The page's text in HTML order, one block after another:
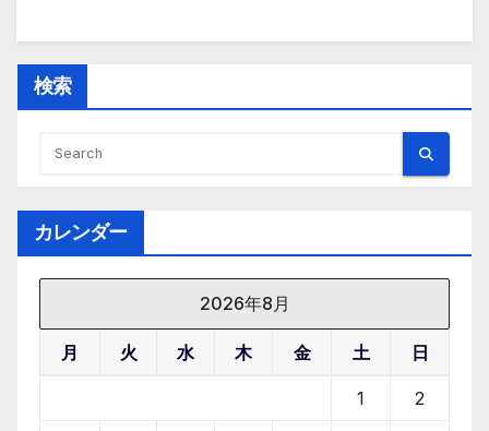
c
b
o
k
st
d
ail
検索
カレンダー
2026年8月
月 火 水 木 金 土 日
1 2